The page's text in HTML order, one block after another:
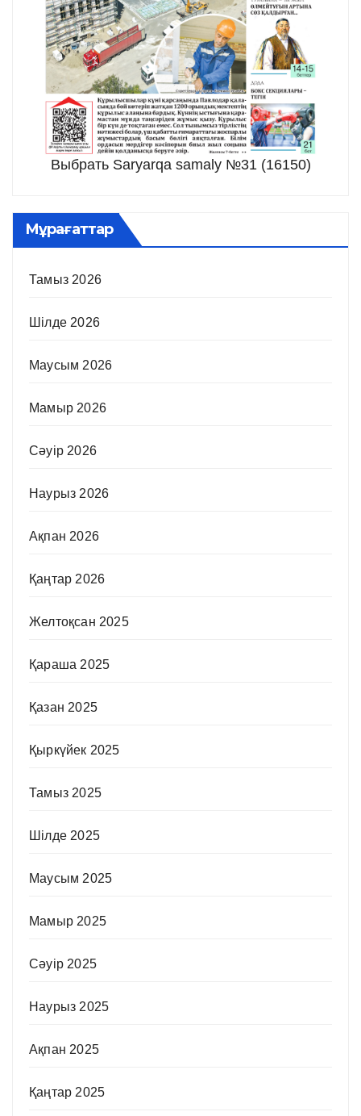
Выбрать Saryarqa samaly №31 (16150)
Мұрағаттар
Тамыз 2026
Шілде 2026
Маусым 2026
Мамыр 2026
Сәуір 2026
Наурыз 2026
Ақпан 2026
Қаңтар 2026
Желтоқсан 2025
Қараша 2025
Қазан 2025
Қыркүйек 2025
Тамыз 2025
Шілде 2025
Маусым 2025
Мамыр 2025
Сәуір 2025
Наурыз 2025
Ақпан 2025
Қаңтар 2025